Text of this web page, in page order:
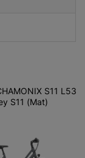
S11 L53
S11 (Mat)